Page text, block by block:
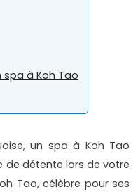
spa à Koh Tao
un spa à Koh Tao
de détente lors de votre
Tao, célèbre pour ses